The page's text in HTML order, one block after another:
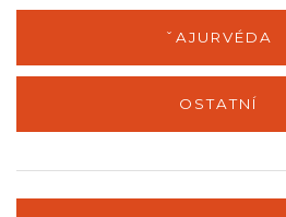
ˇAJURVÉDA
OSTATNÍ